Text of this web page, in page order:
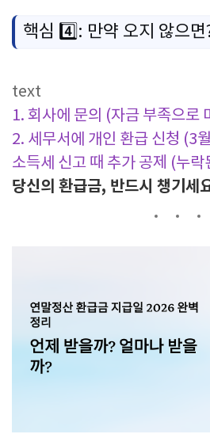
핵심 4️⃣: 만약 오지 않으면
text
1. 회사에 문의 (자금 부족으로
2. 세무서에 개인 환급 신청 (3
소득세 신고 때 추가 공제 (누락
당신의 환급금, 반드시 챙기세